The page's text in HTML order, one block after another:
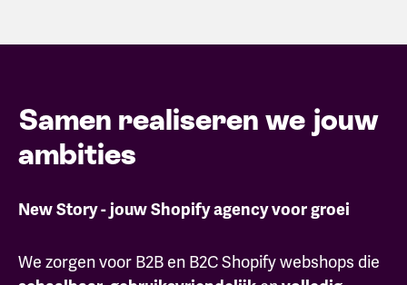
Samen realiseren we jouw
ambities
New Story - jouw Shopify agency voor groei
We zorgen voor B2B en B2C Shopify webshops die